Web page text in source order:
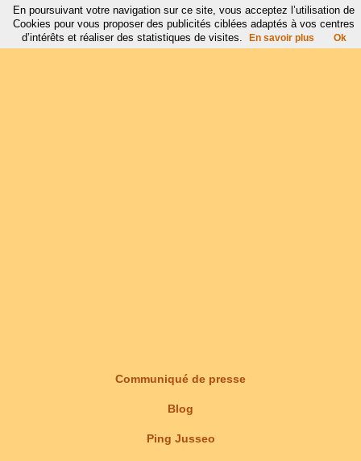
Communiqué de presse
Blog
Ping Jusseo
En poursuivant votre navigation sur ce site, vous acceptez l’utilisation de
Cookies pour vous proposer des publicités ciblées adaptés à vos centres
d’intérêts et réaliser des statistiques de visites.
En savoir plus Ok